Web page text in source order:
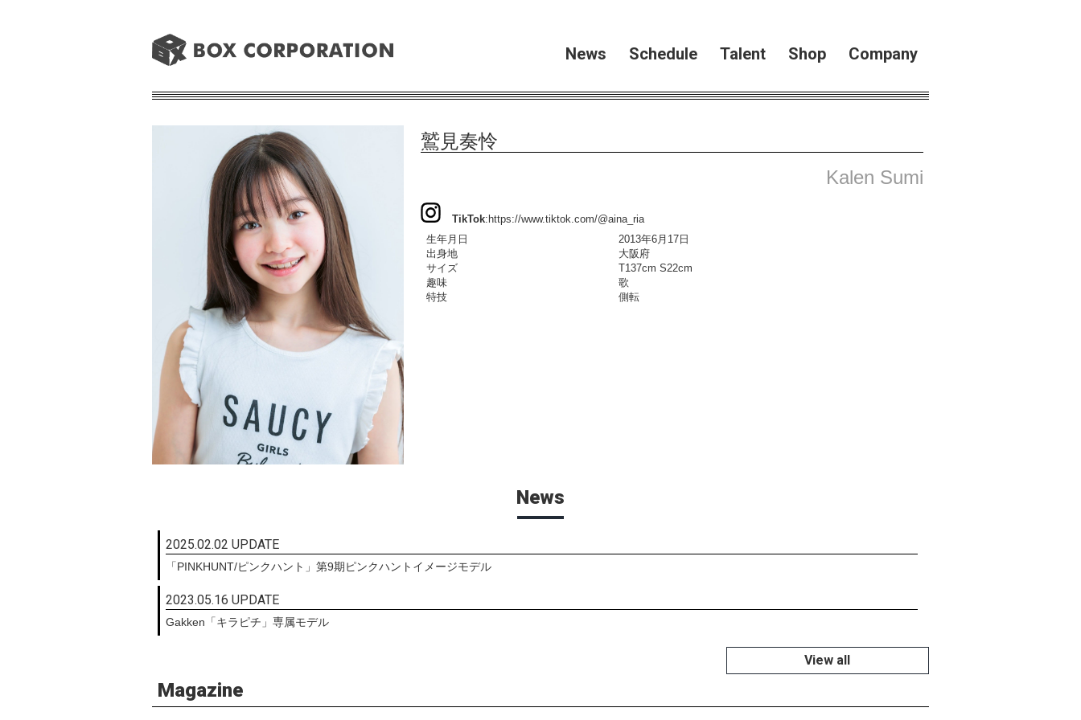
News Schedule Talent Shop Company
鷲見奏怜
Kalen Sumi
TikTok:https://www.tiktok.com/@aina_ria
生年月日
出身地
サイズ
趣味
特技
2013年6月17日
大阪府
T137cm S22cm
歌
側転
News
2025.02.02 UPDATE
「PINKHUNT/ピンクハント」第9期ピンクハントイメージモデル
2023.05.16 UPDATE
Gakken「キラピチ」専属モデル
View all
Magazine